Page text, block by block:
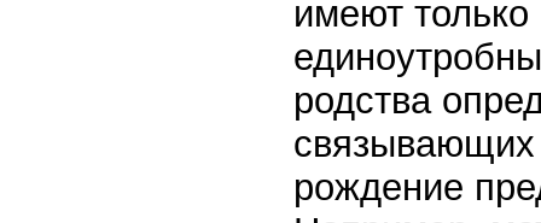
имеют
родства
связывающих
рождение